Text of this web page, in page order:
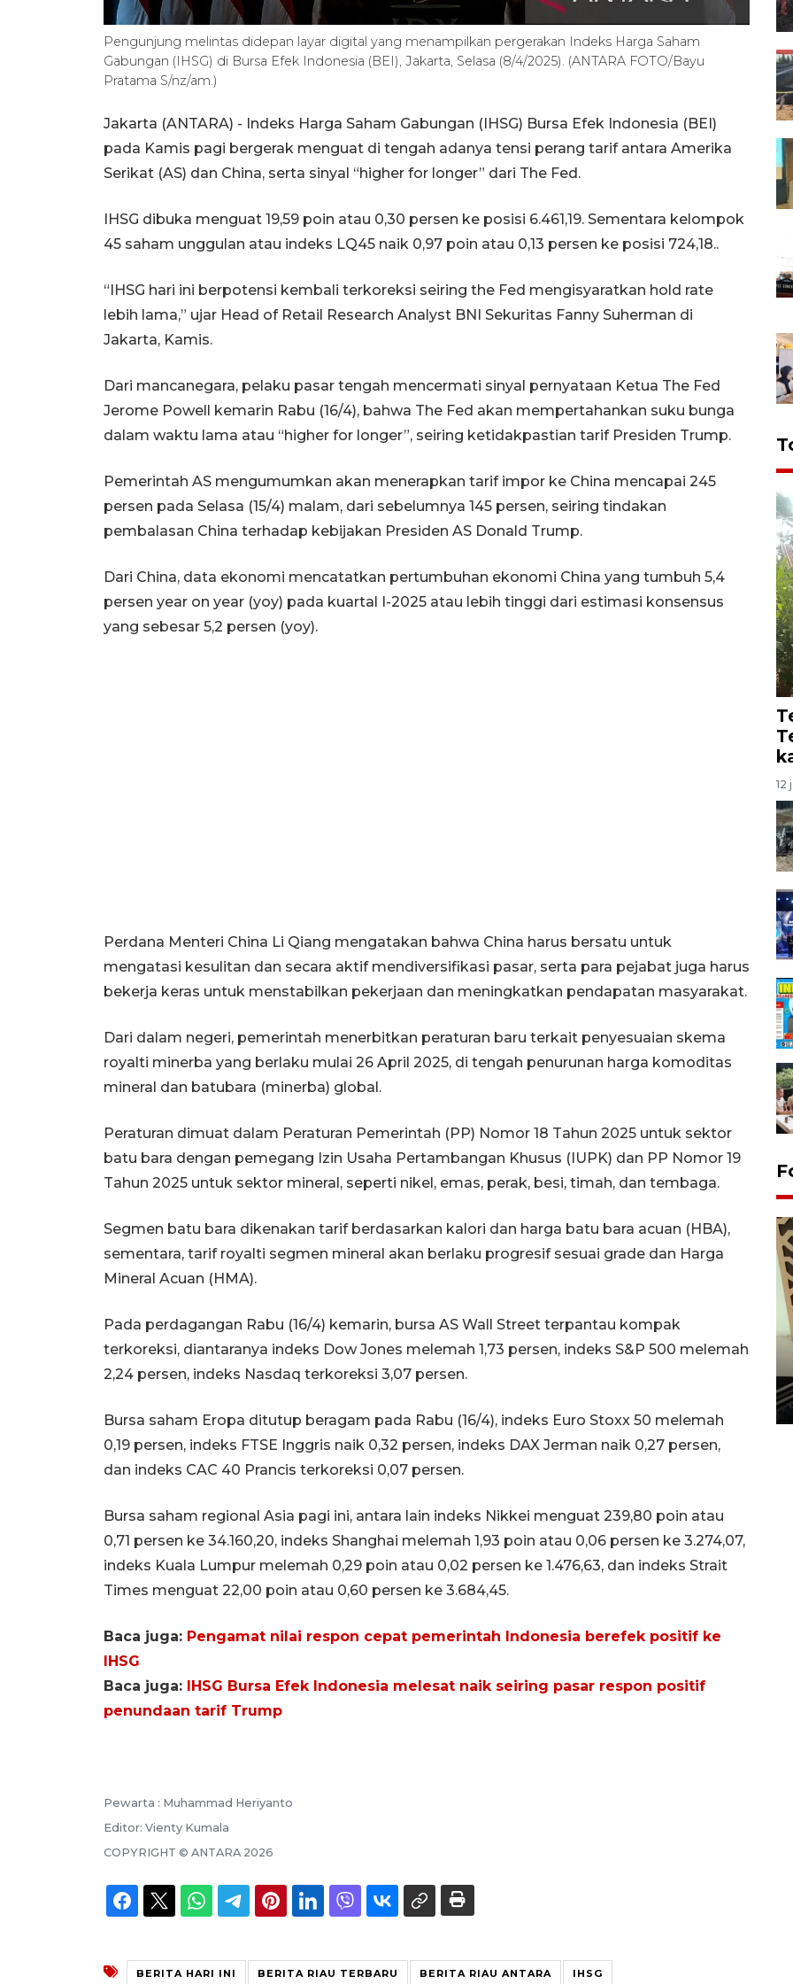
Pengunjung melintas didepan layar digital yang menampilkan pergerakan Indeks Harga Saham
Gabungan (IHSG) di Bursa Efek Indonesia (BEI), Jakarta, Selasa (8/4/2025). (ANTARA FOTO/Bayu
Pratama S/nz/am.)
Jakarta (ANTARA) - Indeks Harga Saham Gabungan (IHSG) Bursa Efek Indonesia (BEI)
pada Kamis pagi bergerak menguat di tengah adanya tensi perang tarif antara Amerika
Serikat (AS) dan China, serta sinyal “higher for longer” dari The Fed.
IHSG dibuka menguat 19,59 poin atau 0,30 persen ke posisi 6.461,19. Sementara kelompok
45 saham unggulan atau indeks LQ45 naik 0,97 poin atau 0,13 persen ke posisi 724,18..
“IHSG hari ini berpotensi kembali terkoreksi seiring the Fed mengisyaratkan hold rate
lebih lama,” ujar Head of Retail Research Analyst BNI Sekuritas Fanny Suherman di
Jakarta, Kamis.
Dari mancanegara, pelaku pasar tengah mencermati sinyal pernyataan Ketua The Fed
Jerome Powell kemarin Rabu (16/4), bahwa The Fed akan mempertahankan suku bunga
dalam waktu lama atau “higher for longer”, seiring ketidakpastian tarif Presiden Trump.
Pemerintah AS mengumumkan akan menerapkan tarif impor ke China mencapai 245
persen pada Selasa (15/4) malam, dari sebelumnya 145 persen, seiring tindakan
pembalasan China terhadap kebijakan Presiden AS Donald Trump.
Dari China, data ekonomi mencatatkan pertumbuhan ekonomi China yang tumbuh 5,4
persen year on year (yoy) pada kuartal I-2025 atau lebih tinggi dari estimasi konsensus
yang sebesar 5,2 persen (yoy).
Perdana Menteri China Li Qiang mengatakan bahwa China harus bersatu untuk
mengatasi kesulitan dan secara aktif mendiversifikasi pasar, serta para pejabat juga harus
bekerja keras untuk menstabilkan pekerjaan dan meningkatkan pendapatan masyarakat.
Dari dalam negeri, pemerintah menerbitkan peraturan baru terkait penyesuaian skema
royalti minerba yang berlaku mulai 26 April 2025, di tengah penurunan harga komoditas
mineral dan batubara (minerba) global.
Peraturan dimuat dalam Peraturan Pemerintah (PP) Nomor 18 Tahun 2025 untuk sektor
batu bara dengan pemegang Izin Usaha Pertambangan Khusus (IUPK) dan PP Nomor 19
Tahun 2025 untuk sektor mineral, seperti nikel, emas, perak, besi, timah, dan tembaga.
Segmen batu bara dikenakan tarif berdasarkan kalori dan harga batu bara acuan (HBA),
sementara, tarif royalti segmen mineral akan berlaku progresif sesuai grade dan Harga
Mineral Acuan (HMA).
Pada perdagangan Rabu (16/4) kemarin, bursa AS Wall Street terpantau kompak
terkoreksi, diantaranya indeks Dow Jones melemah 1,73 persen, indeks S&P 500 melemah
2,24 persen, indeks Nasdaq terkoreksi 3,07 persen.
Bursa saham Eropa ditutup beragam pada Rabu (16/4), indeks Euro Stoxx 50 melemah
0,19 persen, indeks FTSE Inggris naik 0,32 persen, indeks DAX Jerman naik 0,27 persen,
dan indeks CAC 40 Prancis terkoreksi 0,07 persen.
Bursa saham regional Asia pagi ini, antara lain indeks Nikkei menguat 239,80 poin atau
0,71 persen ke 34.160,20, indeks Shanghai melemah 1,93 poin atau 0,06 persen ke 3.274,07,
indeks Kuala Lumpur melemah 0,29 poin atau 0,02 persen ke 1.476,63, dan indeks Strait
Times menguat 22,00 poin atau 0,60 persen ke 3.684,45.
Baca juga: Pengamat nilai respon cepat pemerintah Indonesia berefek positif ke
IHSG
Baca juga: IHSG Bursa Efek Indonesia melesat naik seiring pasar respon positif
penundaan tarif Trump
Pewarta : Muhammad Heriyanto
Editor: Vienty Kumala
COPYRIGHT © ANTARA 2026
BERITA HARI INI BERITA RIAU TERBARU BERITA RIAU ANTARA IHSG
12
Penanaman 3000 batang